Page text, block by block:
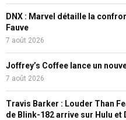
DNX : Marvel détaille la
Fauve
7 août 2026
Joffrey’s Coffee lance un
7 août 2026
Travis Barker : Louder Than
de Blink-182 arrive sur Hulu et